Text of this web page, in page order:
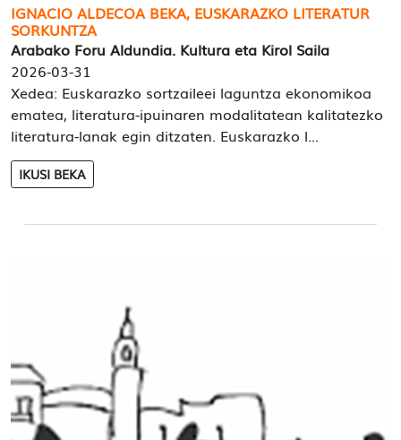
IGNACIO ALDECOA BEKA, EUSKARAZKO LITERATUR
SORKUNTZA
Arabako Foru Aldundia. Kultura eta Kirol Saila
2026-03-31
Xedea: Euskarazko sortzaileei laguntza ekonomikoa
ematea, literatura-ipuinaren modalitatean kalitatezko
literatura-lanak egin ditzaten. Euskarazko l...
IKUSI BEKA